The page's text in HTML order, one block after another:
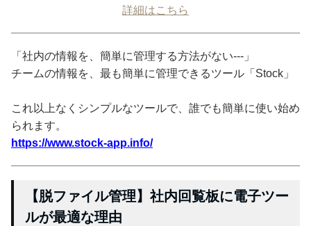
詳細はこちら
「社内の情報を、簡単に管理する方法がない---」
チームの情報を、最も簡単に管理できるツール「Stock」
これ以上なくシンプルなツールで、誰でも簡単に使い始め
られます。
https://www.stock-app.info/
【脱ファイル管理】社内回覧板に電子ツー
ルが最適な理由